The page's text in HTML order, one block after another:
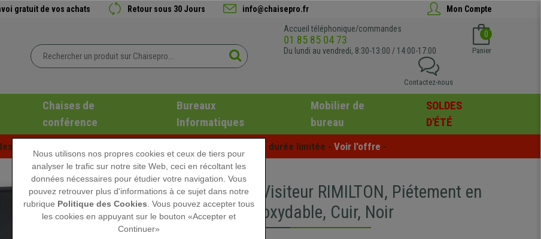
gratuit de vos achats Retour sous 30 Jours info@chaisepro.fr Mon Compte
Accueil téléphonique/commandes
01 85 85 04 73
Du lundi au vendredi, 8:30-13:00 / 14:00-17:00
0
Panier
Contactez-nous
Chaises de
conférence
Bureaux
Informatiques
Mobilier de
bureau
SOLDES
D'ÉTÉ
d'été chez Chaisepro ! Des réductions exclusives pour une durée limitée - Voir l'offre -
Chaise Visiteur RIMILTON, Piétement en
Acier Inoxydable, Cuir, Noir
Nous utilisons nos propres cookies et ceux de tiers pour
analyser le trafic sur notre site Web, ceci en récoltant les
données nécessaires pour étudier votre navigation. Vous
pouvez retrouver plus d'informations à ce sujet dans notre
rubrique Politique des Cookies . Vous pouvez accepter tous
les cookies en appuyant sur le bouton «Accepter et
Continuer»